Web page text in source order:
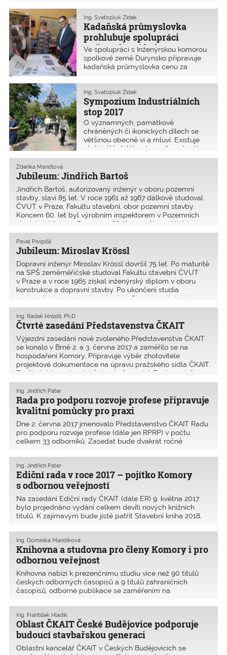
konané u příležitosti 25. výročí obnovení č
Kadaňská průmyslovka
prohlubuje spolupráci
s německými kolegy
Ing. Svatopluk Zídek
Ve spolupráci s Inženýrskou komorou
spolkové země Durynsko připravuje
kadaňská průmyslovka cenu za
odborné praxe a další aktivity.
Prostřednictvím výboru Oblastní
kanceláře ČKAIT Karlovy Vary byla
jako podpora kvality studia navázána
v r
Sympozium Industriálních
stop 2017
Ing. Svatopluk Zídek
O významných, památkově
chráněných či ikonických dílech se
většinou obecně ví a mluví. Existuje
však ještě další vrstva průmyslového
dědictví, vnímaná víc na místní úrovni.
obecní vodárny a vodárenské věže,
Jubileum: Jindřich Bartoš
Zdeňka Mandlová
Jindřich Bartoš, autorizovaný inženýr v oboru pozemní
stavby, slaví 85 let. V roce 1961 až 1967 dálkově studoval
ČVUT v Praze, ­Fakultu stavební, obor pozemní stavby.
Koncem 60. let byl výrobním inspektorem v Pozemních
stavbách Liberec. Po roce 1968 již nesměl z politických
Jubileum: Miroslav Krössl
Pavel Pospíšil
Dopravní inženýr Miroslav Krössl dovršil 75 let. Po maturitě
na SPŠ zeměměřičské studoval Fakultu stavební ČVUT
v Praze a v roce 1965 získal inženýrský diplom v oboru
konstrukce a dopravní stavby. Po ukončení studia
nastoupil jako stavební asistent ke Stavbám silnic a ž
Čtvrté zasedání Představenstva ČKAIT
Ing. Radek Hnízdil, Ph.D.
Výjezdní zasedání nově zvoleného Představenstva ČKAIT
se konalo v Brně 2. a 3. června 2017 a zaměřilo se na
hospodaření Komory. Připravuje výběr zhotovitele
projektové dokumentace na úpravu pražského sídla ČKAIT.
Zvolilo také nové redakční rady časopisů Zprávy a inf
Rada pro podporu rozvoje profese připravuje
kvalitní pomůcky pro praxi
Ing. Jindřich Pater
Dne 2. června 2017 jmenovalo Představenstvo ČKAIT Radu
pro podporu rozvoje profese (dále jen RPRP) v počtu
celkem 33 odborníků. Zasedat bude dvakrát ročně
aktivů a podle potřeby se uskuteční zasedání tzv. zúžené
RPR
Ediční rada v roce 2017 – pojítko Komory
s odbornou veřejností
Ing. Jindřich Pater
Na zasedání Ediční rady ČKAIT (dále ER) 9. května 2017
bylo projednáno vydání celkem devíti nových knižních
titulů. K zajímavým bude jistě patřit Stavební kniha 2018,
letos projednávaných novelách, Dřevěné lávky
Knihovna a studovna pro členy Komory i pro
odbornou veřejnost
Ing. Dominika Mandíková
Knihovna nabízí k prezenčnímu studiu více než 90 titulů
českých odborných časopisů a 9 titulů zahraničních
časopisů, odborné publikace se zaměřením na
sborníky a konference, firemní literaturu, výběr katalogů…
Nab
Oblast ČKAIT České Budějovice podporuje
budoucí stavbařskou generaci
Ing. František Hladík
Oblastní kancelář ČKAIT v Českých Budějovicích se